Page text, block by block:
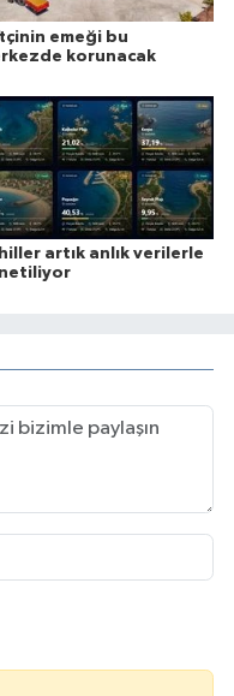
emeği bu
korunacak
artık anlık verilerle